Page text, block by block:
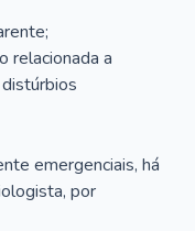
relacionada a
emergenciais, há
por